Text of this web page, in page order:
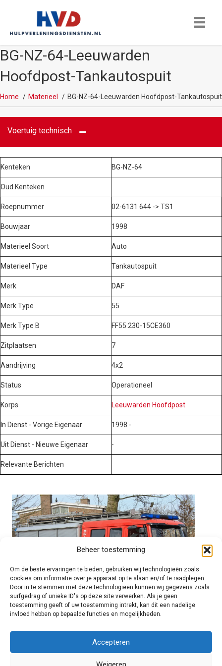
Beheer toestemming
Om de beste ervaringen te bieden, gebruiken wij technologieën zoals
cookies om informatie over je apparaat op te slaan en/of te raadplegen.
Door in te stemmen met deze technologieën kunnen wij gegevens zoals
surfgedrag of unieke ID's op deze site verwerken. Als je geen
toestemming geeft of uw toestemming intrekt, kan dit een nadelige
invloed hebben op bepaalde functies en mogelijkheden.
Accepteren
BG-NZ-64-Leeuwarden
Hoofdpost-Tankautospuit
Home Materieel BG-NZ-64-Leeuwarden Hoofdpost-Tankautospuit
Voertuig technisch
Kenteken BG-NZ-64
Oud Kenteken
Roepnummer 02-6131 644 -> TS1
Bouwjaar 1998
Materieel Soort Auto
Materieel Type Tankautospuit
Merk DAF
Merk Type 55
Merk Type B FF55.230-15CE360
Zitplaatsen 7
Aandrijving 4x2
Status Operationeel
Korps Leeuwarden Hoofdpost
In Dienst - Vorige Eigenaar 1998 -
Uit Dienst - Nieuwe Eigenaar -
Relevante Berichten